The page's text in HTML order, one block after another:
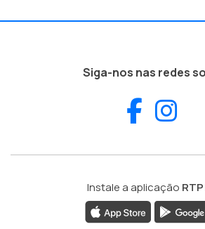
Siga-nos nas redes
Instale a aplicação